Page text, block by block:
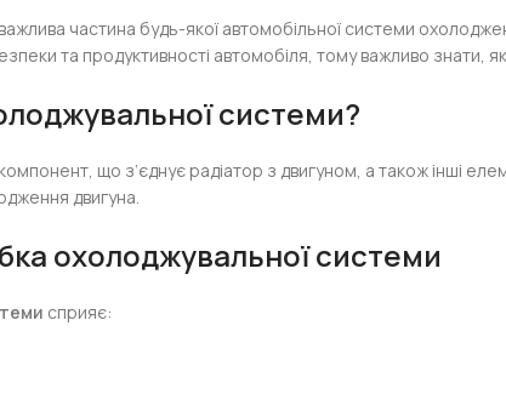
частина будь-якої автомобільної системи
та продуктивності автомобіля, тому важливо знати,
системи?
що з’єднує радіатор з двигуном, а також інші
двигуна.
охолоджувальної системи
сприяє: